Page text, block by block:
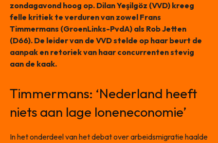
zondagavond hoog op. Dilan Yeşilgöz (VVD) kreeg
felle kritiek te verduren van zowel Frans
Timmermans (GroenLinks-PvdA) als Rob Jetten
(D66). De leider van de VVD stelde op haar beurt de
aanpak en retoriek van haar concurrenten stevig
aan de kaak.
Timmermans: ‘Nederland heeft
niets aan lage loneneconomie’
In het onderdeel van het debat over arbeidsmigratie haalde